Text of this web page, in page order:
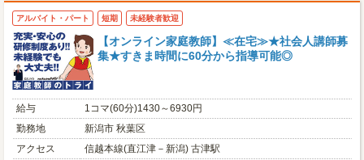
アルバイト・パート 短期 未経験者歓迎
【オンライン家庭教師】≪在宅≫★社会人講師募
集★すきま時間に60分から指導可能◎
給与
1コマ(60分)1430～6930円
勤務地
新潟市 秋葉区
アクセス
信越本線(直江津－新潟) 古津駅